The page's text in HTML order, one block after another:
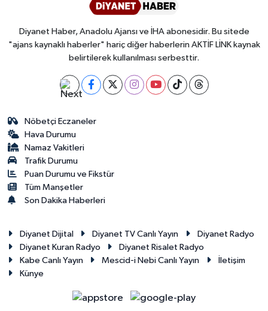
Diyanet Haber, Anadolu Ajansı ve İHA abonesidir. Bu sitede
"ajans kaynaklı haberler" hariç diğer haberlerin AKTİF LİNK kaynak
belirtilerek kullanılması serbesttir.
Nöbetçi Eczaneler
Hava Durumu
Namaz Vakitleri
Trafik Durumu
Puan Durumu ve Fikstür
Tüm Manşetler
Son Dakika Haberleri
Diyanet Dijital Diyanet TV Canlı Yayın
Diyanet Radyo
Diyanet Kuran Radyo
Diyanet Risalet Radyo
Kabe Canlı Yayın
Mescid-i Nebi Canlı Yayın
İletişim
Künye